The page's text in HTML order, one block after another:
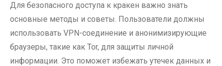
Для безопасного доступа к кракен важно знать
основные методы и советы. Пользователи должны
использовать VPN-соединение и анонимизирующие
браузеры, такие как Tor, для защиты личной
информации. Это поможет избежать утечек данных и